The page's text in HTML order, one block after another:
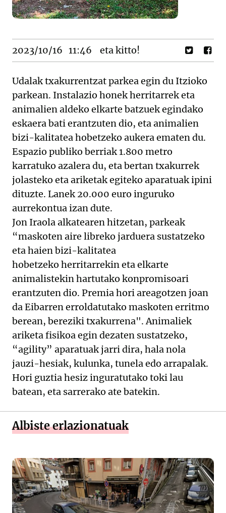
2023/10/16 11:46 eta kitto!
Udalak txakurrentzat parkea egin du Itzioko
parkean. Instalazio honek herritarrek eta
animalien aldeko elkarte batzuek egindako
eskaera bati erantzuten dio, eta animalien
bizi-kalitatea hobetzeko aukera ematen du.
Espazio publiko berriak 1.800 metro
karratuko azalera du, eta bertan txakurrek
jolasteko eta ariketak egiteko aparatuak ipini
dituzte. Lanek 20.000 euro inguruko
aurrekontua izan dute.
Jon Iraola alkatearen hitzetan, parkeak
“maskoten aire libreko jarduera sustatzeko
eta haien bizi-kalitatea
hobetzeko herritarrekin eta elkarte
animalistekin hartutako konpromisoari
erantzuten dio. Premia hori areagotzen joan
da Eibarren erroldatutako maskoten erritmo
berean, bereziki txakurrena". Animaliek
ariketa fisikoa egin dezaten sustatzeko,
“agility” aparatuak jarri dira, hala nola
jauzi-hesiak, kulunka, tunela edo arrapalak.
Hori guztia hesiz inguratutako toki lau
batean, eta sarrerako ate batekin.
Albiste erlazionatuak